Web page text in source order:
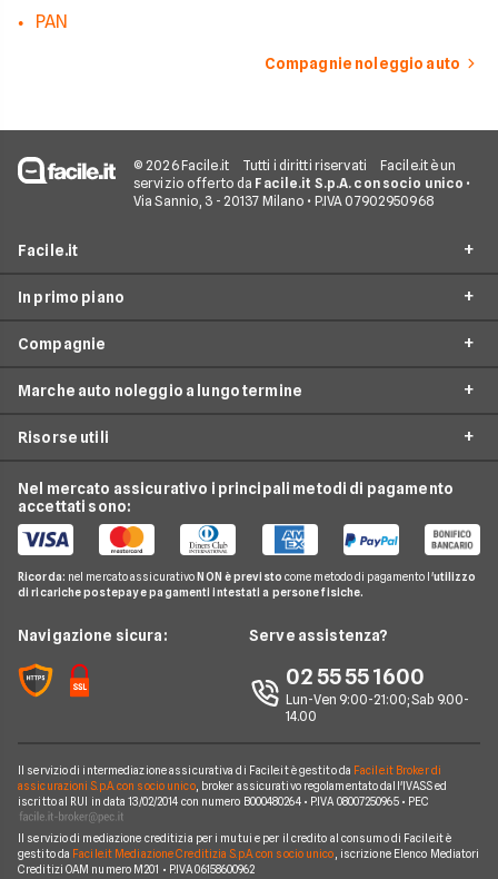
PAN
Compagnie noleggio auto
© 2026 Facile.it Tutti i diritti riservati
Facile.it è un
servizio offerto da Facile.it S.p.A. con socio unico •
Via Sannio, 3 - 20137 Milano • P.IVA 07902950968
Facile.it
Assicurazioni
Prestiti
Mutui
Conti e Carte
Telefonia Mobile
Pay TV
Noleggio Lungo Termine
News
Chi siamo
Perché scegliere Facile.it
Mappa del sito
In primo piano
Noleggio lungo termine
City Car Noleggio lungo termine
Noleggio SUV
Noleggio monovolume
Compagnie
Arval
Leasys
LeasePlan
B-rent
Athlon
Program
Horizon Automotive
Marche auto noleggio a lungo termine
BMW
Citroen
Fiat
Ford
Mercedes
Nissan
Peugeot
Volkswagen
Risorse utili
Guide noleggio auto
News noleggio auto
Nel mercato assicurativo i principali metodi di pagamento
accettati sono:
Ricorda: nel mercato assicurativoNON è previsto come metodo di pagamento l'utilizzo
di ricariche postepay e pagamenti intestati a persone fisiche.
Navigazione sicura: Serve assistenza?
02 55 55 1600
Lun-Ven 9:00-21:00; Sab 9.00-
14.00
Il servizio di intermediazione assicurativa di Facile.it è gestito da Facile.it Broker di
assicurazioni S.p.A. con socio unico, broker assicurativo regolamentato dall'IVASS ed
iscritto al RUI in data 13/02/2014 con numero B000480264 • P.IVA 08007250965 • PEC
Il servizio di mediazione creditizia per i mutui e per il credito al consumo di Facile.it è
gestito da Facile.it Mediazione Creditizia S.p.A. con socio unico, iscrizione Elenco Mediatori
Creditizi OAM numero M201 • P.IVA 06158600962